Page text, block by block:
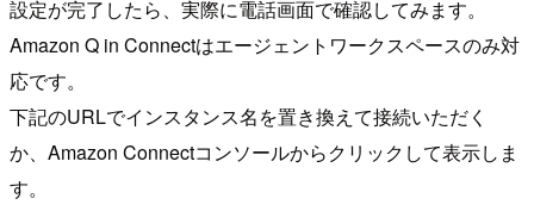
設定が完了したら、実際に電話画面で確認してみます。
Amazon Q in Connectはエージェントワークスペースのみ対
応です。
下記のURLでインスタンス名を置き換えて接続いただく
か、Amazon Connectコンソールからクリックして表示しま
す。